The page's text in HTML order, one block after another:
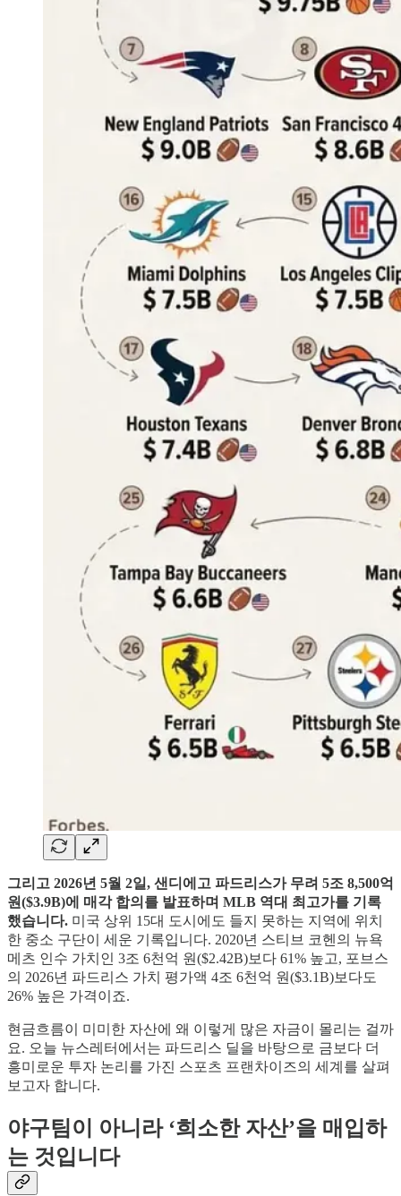
그리고 2026년 5월 2일, 샌디에고 파드리스가 무려 5조 8,500억
원($3.9B)에 매각 합의를 발표하며 MLB 역대 최고가를 기록
했습니다. 미국 상위 15대 도시에도 들지 못하는 지역에 위치
한 중소 구단이 세운 기록입니다. 2020년 스티브 코헨의 뉴욕
메츠 인수 가치인 3조 6천억 원($2.42B)보다 61% 높고, 포브스
의 2026년 파드리스 가치 평가액 4조 6천억 원($3.1B)보다도
26% 높은 가격이죠.
현금흐름이 미미한 자산에 왜 이렇게 많은 자금이 몰리는 걸까
요. 오늘 뉴스레터에서는 파드리스 딜을 바탕으로 금보다 더
흥미로운 투자 논리를 가진 스포츠 프랜차이즈의 세계를 살펴
보고자 합니다.
야구팀이 아니라 ‘희소한 자산’을 매입하
는 것입니다